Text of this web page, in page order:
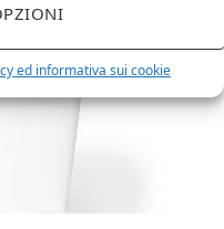
ed informativa sui cookie